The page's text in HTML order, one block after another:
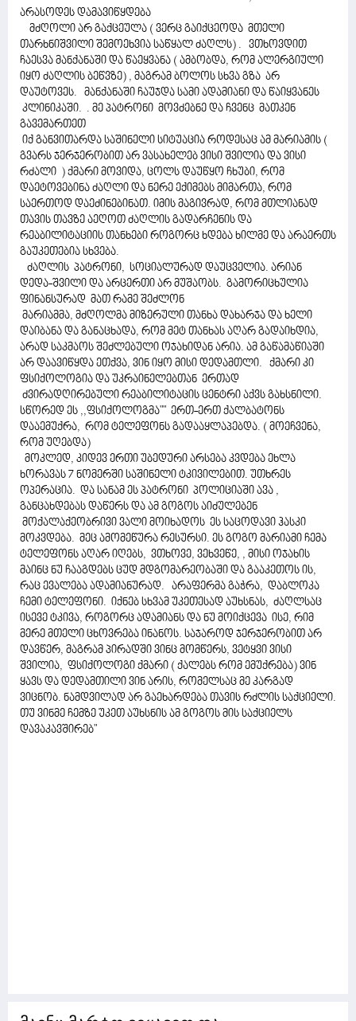
არასოდეს დამავიწყდება
მძღოლი არ გაქცეულა ( ვერც გაიქცეოდა მთელი
თარხნიშვილი შემოეხვია საწყალ ძაღლს) . ვთხოვდით
ჩაესვა მანქანაში და წაეყვანა ( ამბობდა, რომ ალერგიული
იყო ძაღლის ბეწვზე) , მაგრამ ბოლოს სხვა გზა არ
დაუტოვეს. მანქანაში ჩაუჯდა სამი ადამიანი და წაიყვანეს
კლინიკაში. . მე პატრონი მოვძებნე და ჩვენც მათკენ
გავემართეთ
იქ განვითარდა საშინელი სიტუაცია როდესაც ამ მარიამის (
გვარს ჯერჯერობით არ ვასახელებ ვისი შვილია და ვისი
რძალი ) ქმარი მოვიდა, ცოლს დაუწყო ჩხუბი, რომ
დაეტოვებინა ძაღლი და ნერე ექიმებს მიმართა, რომ
საერთოდ დაეძინებინათ. იმის მაგივრად, რომ მთლიანად
თავის თავზე აეღოთ ძაღლის გადარჩენის და
რეაბილიტაციის თანხები როგორც ხდება ხილმე და არაერთს
გაუკეთებია სხვება.
ძაღლის პატრონი, სოციალურად დაუცველია. არიან
დედა-შვილი და არცერთი არ მუშაობს. გამორიცხულია
ფინანსურად მათ რამე შეძლონ
მარიამმა, მძღოლმა მიზერული თანხა დახარჯა და ხელი
დაიბანა და განაცხადა, რომ მეტ თანხას აღარ გადაიხდია,
არად საკმაოს შეძლებული ოჯახიდან არია. ამ გაწამაწიაში
არ დაავიწყდა ეთქვა, ვინ იყო მისი დედამთლი. ქმარი კი
ფსიქოლოგია და უკრაინელებთან ერთად
ძვირადღირებული რეაბილიტაცის ცენტრი აქვს გახსნილი.
სწორედ ეს ,,ფსიქოლოგმა"" ერთ-ერთ ქალბატონს
დააემუქრა, რომ ტელეფონს გადააყლაპებდა. ( მოეჩვენა,
რომ უღებდა)
მოკლედ, კიდევ ერთი უბედური არსება კვდება ეხლა
ხორავას 7 ნომერში საშინელი ტკივილებით. უთხრეს
ოპერაცია. და სანამ ეს პატრონი პოლიციაში ავა ,
განცახდებას დაწერს და ამ გოგოს აიძულებენ
მოქალაქეობრივი ვალი მოიხადოს ეს საცოდავი ჰასკი
მოკვდება. მეც ამომეწურა რესურსი. ეს გოგო მარიამი ჩემა
ტელეფონს აღარ იღებს, ვთხოვე, ვეხვეწე, , მისი ოჯახის
მაინც ნუ ჩააგდებს ცუდ მდგომარეობაში და გააკეთოს ის,
რაც ევალება ადამიანურად. არაფერმა გაჭრა, დაბლოკა
ჩემი ტელეფონი. იქნებ სხვამ უკეთესად აუხსნას, ძაღლსაც
ისევე ტკივა, როგორც ადამიანს და ნუ მოიქცევა ისე, რიმ
მერე მთელი ცხოვრება ინანოს. საჯაროდ ჯერჯერობით არ
დავწერ, მაგრამ პირადში ვინც მომწერს, ვეტყვი ვისი
შვილია, ფსიქოლოგი ქმარი ( ქალებს რომ ემუქრება) ვინ
ყავს და დედამთილი ვინ არის, რომელსაც მე კარგად
ვიცნობ. ნამდვილად არ გაეხარდება თავის რძლის საქციელი.
თუ ვინმე ჩემზე უკეთ აუხსნის ამ გოგოს მის საქციელს
დავაკავშირებ"